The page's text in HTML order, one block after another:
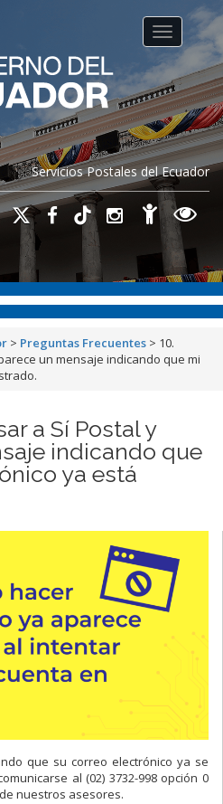
Servicios Postales del Ecuador
Toggle
> Preguntas Frecuentes > 10.
un mensaje indicando que mi
a Sí Postal y
indicando que
ya está
que su correo electrónico ya se
al (02) 3732-998 opción 0
nuestros asesores.